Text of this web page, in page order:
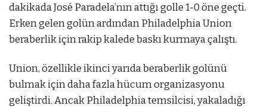
dakikada José Paradela’nın attığı golle 1-0 öne geçti.
Erken gelen golün ardından Philadelphia Union
beraberlik için rakip kalede baskı kurmaya çalıştı.
Union, özellikle ikinci yarıda beraberlik golünü
bulmak için daha fazla hücum organizasyonu
geliştirdi. Ancak Philadelphia temsilcisi, yakaladığı